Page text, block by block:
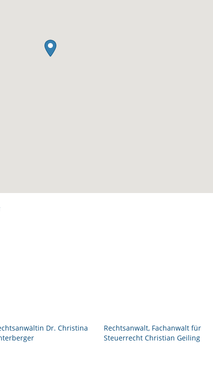
Dr. Christina
Rechtsanwalt, Fachanwalt für
Steuerrecht Christian Geiling